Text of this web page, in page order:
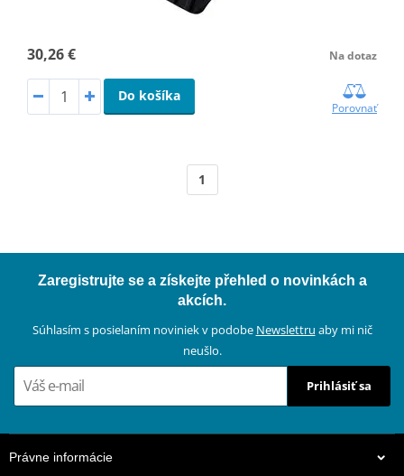
30,26 € Na dotaz
Do košíka
Porovnať
1
Zaregistrujte se a získejte přehled o novinkách a
akcích.
Súhlasím s posielaním noviniek v podobe Newslettru aby mi nič
neušlo.
Prihlásiť sa
Právne informácie